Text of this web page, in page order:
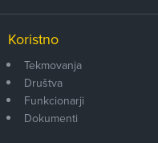
Koristno
Tekmovanja
Društva
Funkcionarji
Dokumenti